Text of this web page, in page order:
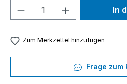
Produkt Anzahl: In
Zum Merkzettel hinzufügen
Frage zum